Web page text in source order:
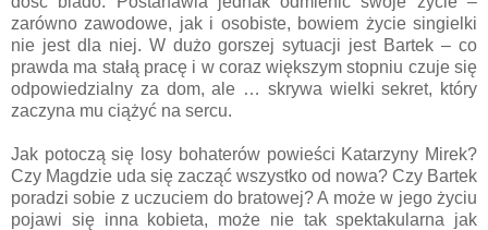
zarówno zawodowe, jak i osobiste, bowiem życie singielki
nie jest dla niej. W dużo gorszej sytuacji jest Bartek – co
prawda ma stałą pracę i w coraz większym stopniu czuje się
odpowiedzialny za dom, ale … skrywa wielki sekret, który
zaczyna mu ciążyć na sercu.
Jak potoczą się losy bohaterów powieści Katarzyny Mirek?
Czy Magdzie uda się zacząć wszystko od nowa? Czy Bartek
poradzi sobie z uczuciem do bratowej? A może w jego życiu
pojawi się inna kobieta, może nie tak spektakularna jak